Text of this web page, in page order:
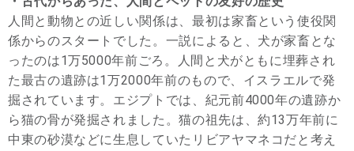
人間と動物との近しい関係は、最初は家畜という使役関
係からのスタートでした。一説によると、犬が家畜とな
ったのは1万5000年前ごろ。人間と犬がともに埋葬され
た最古の遺跡は1万2000年前のもので、イスラエルで発
掘されています。エジプトでは、紀元前4000年の遺跡か
ら猫の骨が発掘されました。猫の祖先は、約13万年前に
中東の砂漠などに生息していたリビアヤマネコだと考え